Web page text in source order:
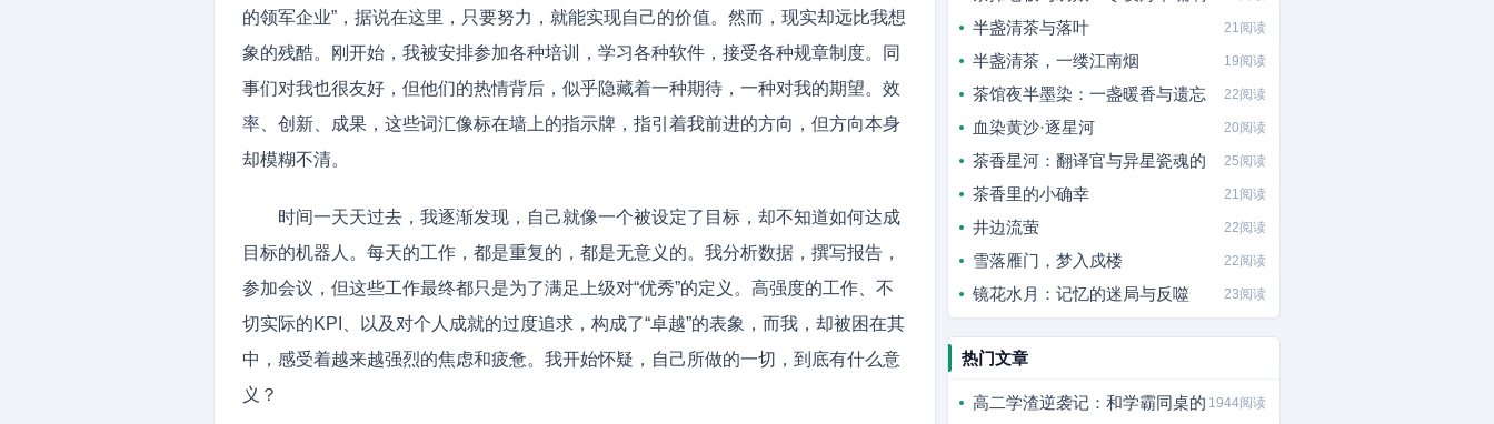
的领军企业”，据说在这里，只要努力，就能实现自己的价值。然而，现实却远比我想
象的残酷。刚开始，我被安排参加各种培训，学习各种软件，接受各种规章制度。同
事们对我也很友好，但他们的热情背后，似乎隐藏着一种期待，一种对我的期望。效
率、创新、成果，这些词汇像标在墙上的指示牌，指引着我前进的方向，但方向本身
却模糊不清。
时间一天天过去，我逐渐发现，自己就像一个被设定了目标，却不知道如何达成
目标的机器人。每天的工作，都是重复的，都是无意义的。我分析数据，撰写报告，
参加会议，但这些工作最终都只是为了满足上级对“优秀”的定义。高强度的工作、不
切实际的KPI、以及对个人成就的过度追求，构成了“卓越”的表象，而我，却被困在其
中，感受着越来越强烈的焦虑和疲惫。我开始怀疑，自己所做的一切，到底有什么意
义？
半盏清茶与落叶 21阅读
半盏清茶，一缕江南烟 19阅读
茶馆夜半墨染：一盏暖香与遗忘 22阅读
血染黄沙·逐星河 20阅读
茶香星河：翻译官与异星瓷魂的 25阅读
茶香里的小确幸 21阅读
井边流萤 22阅读
雪落雁门，梦入戍楼 22阅读
镜花水月：记忆的迷局与反噬 23阅读
热门文章
高二学渣逆袭记：和学霸同桌的 1944阅读